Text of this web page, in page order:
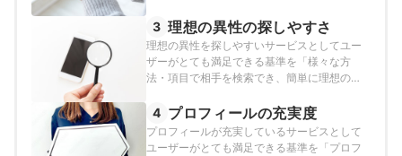
でも連絡できるので安心して利用できる」と
し、以下の方法で各サービスの検証を行いま
した。2026年2月26日時点の情報をもとに検
証を行なっています。
3 理想の異性の探しやすさ
理想の異性を探しやすいサービスとしてユー
ザーがとても満足できる基準を「様々な方
法・項目で相手を検索でき、簡単に理想の相
ービスの検証を行いました。2026年2月26日
時点の情報をもとに検証を行なっています。
4 プロフィールの充実度
プロフィールが充実しているサービスとして
ユーザーがとても満足できる基準を「プロフ